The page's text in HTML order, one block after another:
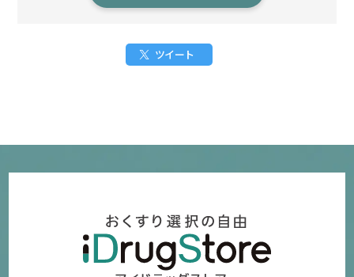
ツイート